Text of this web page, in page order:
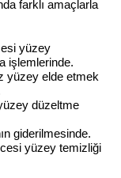
farklı amaçlarla
yüzey
işlemlerinde.
yüzey elde etmek
düzeltme
giderilmesinde.
yüzey temizliği